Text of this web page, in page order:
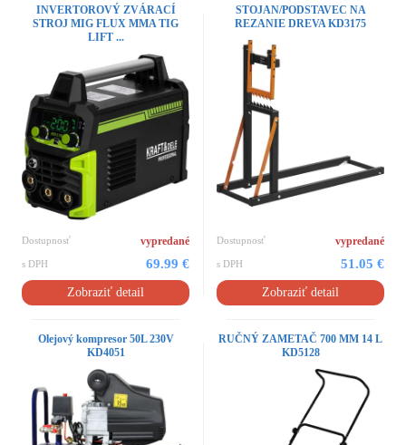
INVERTOROVÝ ZVÁRACÍ
STROJ MIG FLUX MMA TIG
LIFT ...
Dostupnosť vypredané
s DPH 69.99 €
Zobraziť detail
STOJAN/PODSTAVEC NA
REZANIE DREVA KD3175
Dostupnosť vypredané
s DPH 51.05 €
Zobraziť detail
Olejový kompresor 50L 230V
KD4051
RUČNÝ ZAMETAČ 700 MM 14 L
KD5128